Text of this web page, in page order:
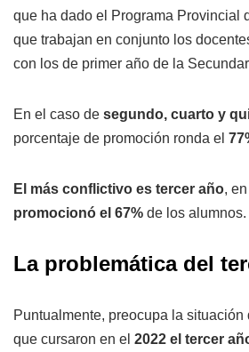
que ha dado el Programa Provincial
que trabajan en conjunto los
con los de primer año de la
En el caso de segundo, cuarto y
porcentaje de promoción ronda el
El más conflictivo es tercer año,
promocionó el 67% de los alumnos.
La problemática del
Puntualmente, preocupa la
que cursaron en el 2022 el tercer